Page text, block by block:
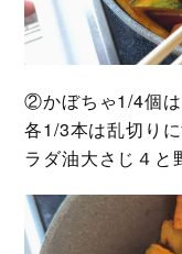
②かぼちゃ1/4個
各1/3本は乱切り
ラダ油大さじ４と